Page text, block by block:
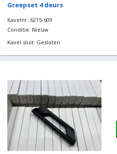
Greepset 4 deurs
Kavelnr: 6215-609
Conditie: Nieuw
Kavel sluit: Gesloten